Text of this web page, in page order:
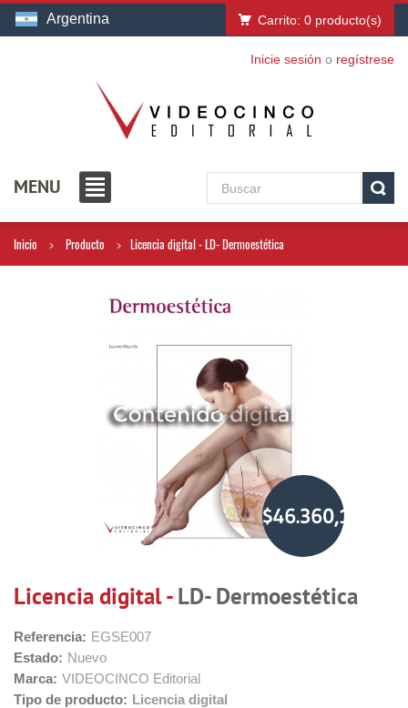
Argentina Carrito: 0 producto(s)
Inicie sesión o regístrese
MENU
Inicio Producto Licencia digital - LD- Dermoestética
$46.360,19
Licencia digital -LD- Dermoestética
Referencia: EGSE007
Estado: Nuevo
Marca: VIDEOCINCO Editorial
Tipo de producto: Licencia digital